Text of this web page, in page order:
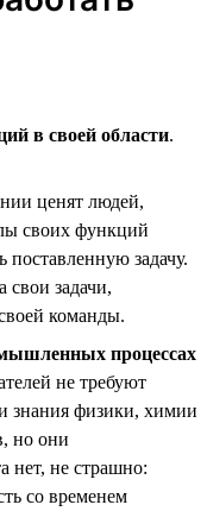
в своей области.
ценят людей,
своих функций
задачу.
свои задачи,
команды.
процессах
не требуют
знания физики, химии
но они
нет, не страшно:
со временем